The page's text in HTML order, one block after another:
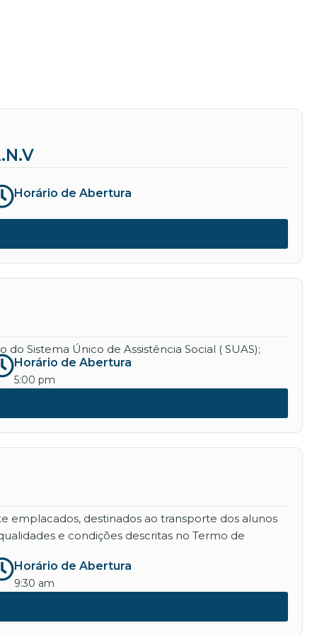
Horário de Abertura
Sistema Único de Assistência Social ( SUAS);
Horário de Abertura
5:00 pm
emplacados, destinados ao transporte dos alunos
e condições descritas no Termo de
Horário de Abertura
9:30 am